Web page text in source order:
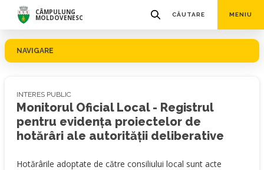
CÂMPULUNG
MOLDOVENESC CĂUTARE MENIU
NAVIGARE
INTERES PUBLIC
Monitorul Oficial Local - Registrul
pentru evidența proiectelor de
hotărâri ale autorității deliberative
Hotărârile adoptate de către consiliului local sunt acte